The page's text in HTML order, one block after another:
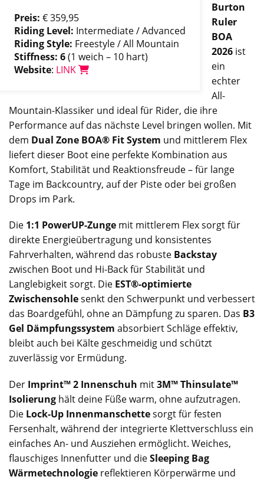
Preis: € 359,95
Riding Level: Intermediate / Advanced
Riding Style: Freestyle / All Mountain
Stiffness: 6(1 weich – 10 hart)
Website: LINK
Burton
Ruler
BOA
2026 ist
ein
echter
All-
Mountain-Klassiker und ideal für Rider, die ihre
Performance auf das nächste Level bringen wollen. Mit
dem Dual Zone BOA® Fit System und mittlerem Flex
liefert dieser Boot eine perfekte Kombination aus
Komfort, Stabilität und Reaktionsfreude – für lange
Tage im Backcountry, auf der Piste oder bei großen
Drops im Park.
Die 1:1 PowerUP-Zunge mit mittlerem Flex sorgt für
direkte Energieübertragung und konsistentes
Fahrverhalten, während das robuste Backstay
zwischen Boot und Hi-Back für Stabilität und
Langlebigkeit sorgt. Die EST®-optimierte
Zwischensohlesenkt den Schwerpunkt und verbessert
das Boardgefühl, ohne an Dämpfung zu sparen. Das B3
Gel Dämpfungssystem absorbiert Schläge effektiv,
bleibt auch bei Kälte geschmeidig und schützt
zuverlässig vor Ermüdung.
Der Imprint™ 2 Innenschuh mit3M™ Thinsulate™
Isolierung hält deine Füße warm, ohne aufzutragen.
Die Lock-Up Innenmanschettesorgt für festen
Fersenhalt, während der integrierte Klettverschluss ein
einfaches An- und Ausziehen ermöglicht. Weiches,
flauschiges Innenfutter und dieSleeping Bag
Wärmetechnologie reflektieren Körperwärme und